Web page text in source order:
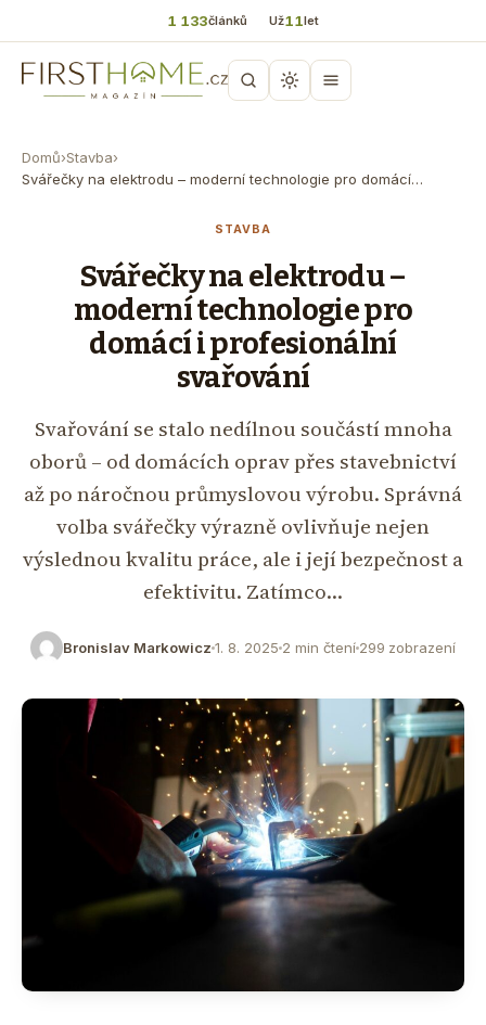
1 133článků Už11let
Domů›Stavba›
Svářečky na elektrodu – moderní technologie pro domácí…
STAVBA
Svářečky na elektrodu –
moderní technologie pro
domácí i profesionální
svařování
Svařování se stalo nedílnou součástí mnoha
oborů – od domácích oprav přes stavebnictví
až po náročnou průmyslovou výrobu. Správná
volba svářečky výrazně ovlivňuje nejen
výslednou kvalitu práce, ale i její bezpečnost a
efektivitu. Zatímco…
Bronislav Markowicz 1. 8. 2025 2 min čtení 299 zobrazení